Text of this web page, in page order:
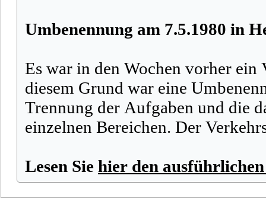
Umbenennung am 7.5.1980 in
Es war in den Wochen vorher
diesem Grund war eine
Trennung der Aufgaben und die
einzelnen Bereichen. Der
Lesen Sie hier den